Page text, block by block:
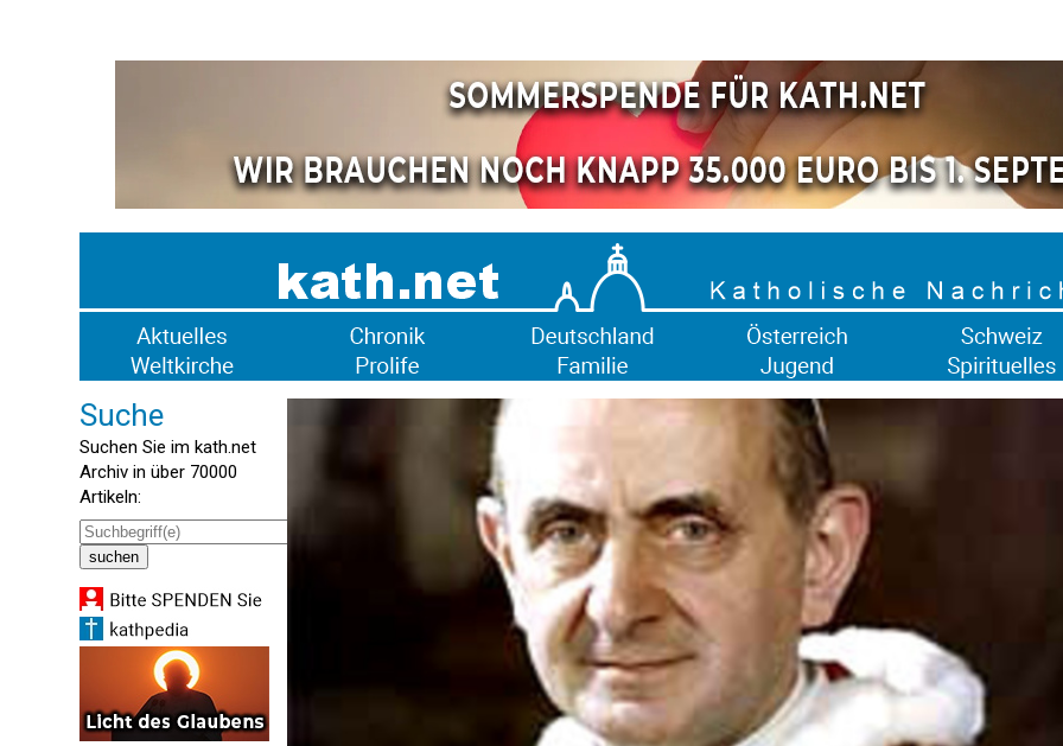
Suche
Suchen Sie im kath.net
Archiv in über 70000
Artikeln: